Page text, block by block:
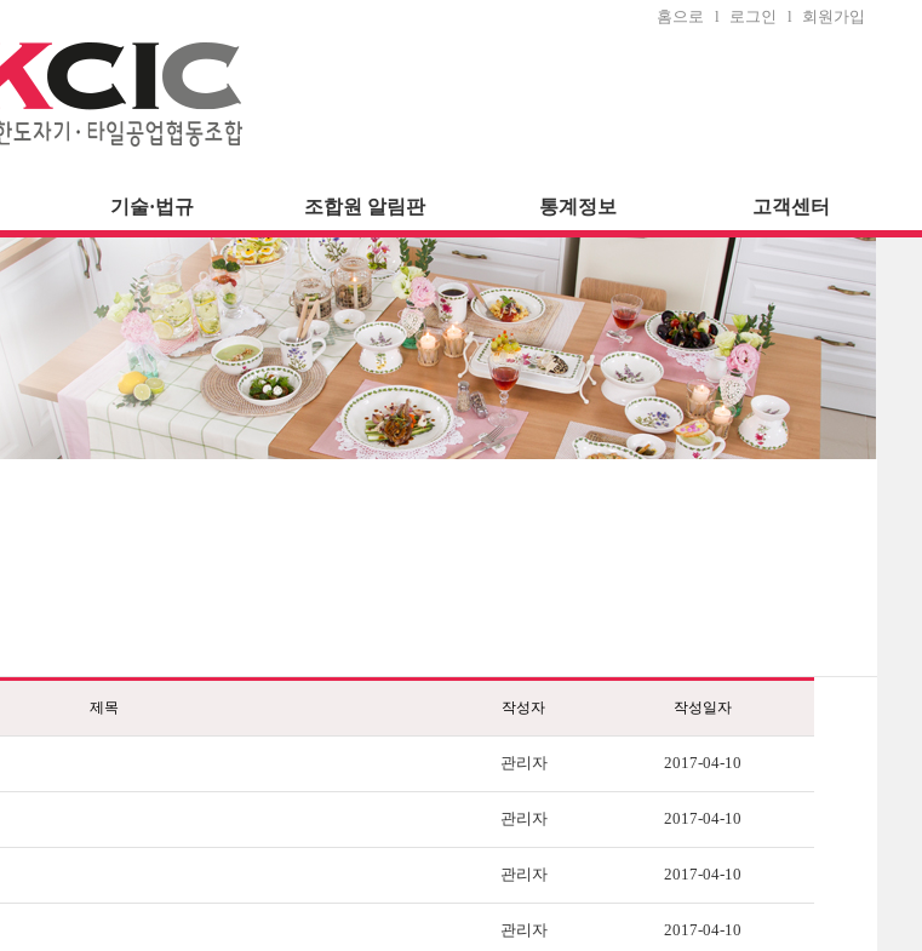
홈으로 l 로그인 l 회원가입
기술·법규 조합원 알림판 통계정보 고객센터
제목 작성자 작성일자
관리자 2017-04-10
관리자 2017-04-10
관리자 2017-04-10
관리자 2017-04-10